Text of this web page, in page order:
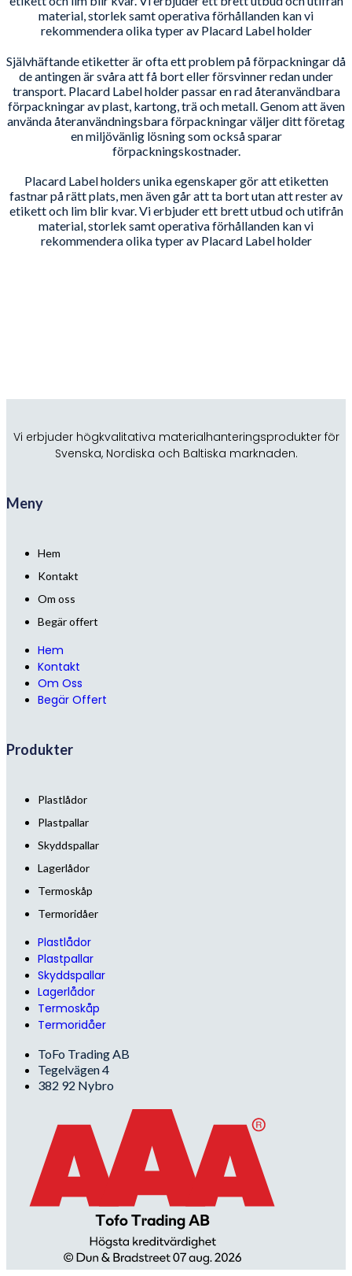
material, storlek samt operativa förhållanden kan vi
rekommendera olika typer av Placard Label holder
Självhäftande etiketter är ofta ett problem på förpackningar då
de antingen är svåra att få bort eller försvinner redan under
transport. Placard Label holder passar en rad återanvändbara
förpackningar av plast, kartong, trä och metall. Genom att även
använda återanvändningsbara förpackningar väljer ditt företag
en miljövänlig lösning som också sparar
förpackningskostnader.
Placard Label holders unika egenskaper gör att etiketten
fastnar på rätt plats, men även går att ta bort utan att rester av
etikett och lim blir kvar. Vi erbjuder ett brett utbud och utifrån
material, storlek samt operativa förhållanden kan vi
rekommendera olika typer av Placard Label holder
Vi erbjuder högkvalitativa materialhanteringsprodukter för
Svenska, Nordiska och Baltiska marknaden.
Meny
Hem
Kontakt
Om oss
Begär offert
Hem
Kontakt
Om Oss
Begär Offert
Produkter
Plastlådor
Plastpallar
Skyddspallar
Lagerlådor
Termoskåp
Termoridåer
Plastlådor
Plastpallar
Skyddspallar
Lagerlådor
Termoskåp
Termoridåer
ToFo Trading AB
Tegelvägen 4
382 92 Nybro